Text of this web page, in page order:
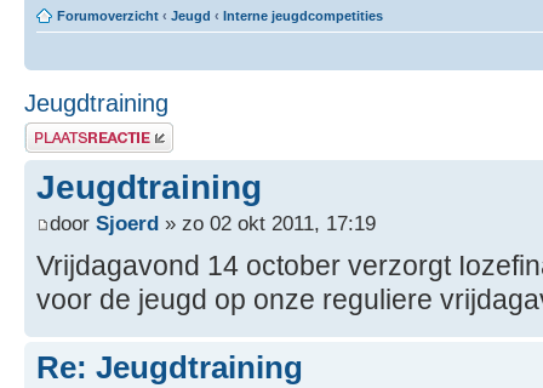
Forumoverzicht ‹ Jeugd ‹ Interne jeugdcompetities
Jeugdtraining
Plaats een reactie
Jeugdtraining
door Sjoerd » zo 02 okt 2011, 17:19
Vrijdagavond 14 october verzorgt
voor de jeugd op onze reguliere
Re: Jeugdtraining